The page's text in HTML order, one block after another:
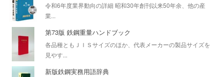
令和6年度業界動向の詳細 昭和30年創刊以来50年余、他の産
業...
第73版 鉄鋼重量ハンドブック
各品種ともＪＩＳサイズのほか、代表メーカーの製品サイズを
見やす...
新版鉄鋼実務用語辞典